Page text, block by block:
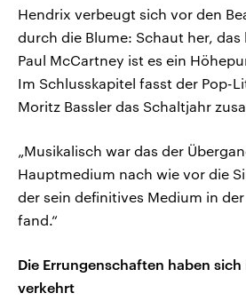
Hendrix verbeugt sich vor den
durch die Blume: Schaut her,
Paul McCartney ist es ein
Im Schlusskapitel fasst der Pop-
Moritz Bassler das Schaltjahr
„Musikalisch war das der
Hauptmedium nach wie vor die
der sein definitives Medium in
fand.“
Die Errungenschaften haben
verkehrt